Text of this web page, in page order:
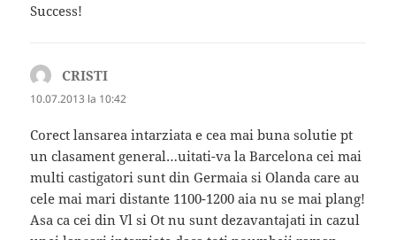
Success!
CRISTI
10.07.2013 la 10:42
Corect lansarea intarziata e cea mai buna solutie pt
un clasament general…uitati-va la Barcelona cei mai
multi castigatori sunt din Germaia si Olanda care au
cele mai mari distante 1100-1200 aia nu se mai plang!
Asa ca cei din Vl si Ot nu sunt dezavantajati in cazul